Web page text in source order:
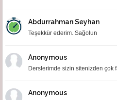
Abdurrahman Seyhan
Teşekkür ederim. Sağolun
Anonymous
Derslerimde sizin sitenizden çok
Anonymous